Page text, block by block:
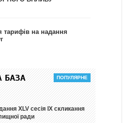
тарифів на надання
БАЗА
ХLV сесія ІХ скликання
ради